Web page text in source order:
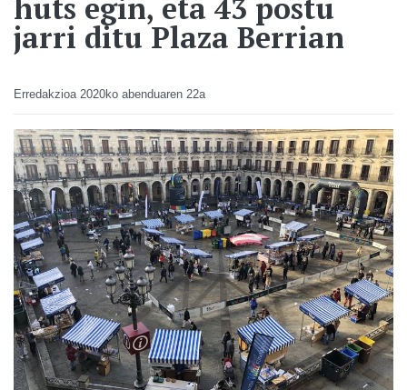
huts egin, eta 43 postu
jarri ditu Plaza Berrian
Erredakzioa 2020ko abenduaren 22a